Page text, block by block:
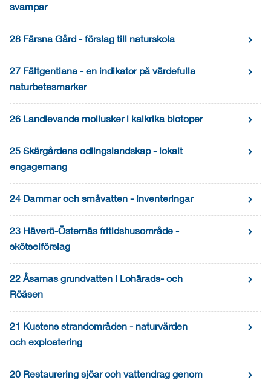
svampar
28 Färsna Gård - förslag till naturskola
27 Fältgentiana - en indikator på värdefulla
naturbetesmarker
26 Landlevande mollusker i kalkrika biotoper
25 Skärgårdens odlingslandskap - lokalt
engagemang
24 Dammar och småvatten - inventeringar
23 Häverö-Östernäs fritidshusområde -
skötselförslag
22 Åsarnas grundvatten i Lohärads- och
Röåsen
21 Kustens strandområden - naturvärden
och exploatering
20 Restaurering sjöar och vattendrag genom